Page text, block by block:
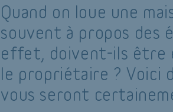
Quand on loue une
souvent à propos des
effet, doivent-ils être
le propriétaire ? Voici
vous seront